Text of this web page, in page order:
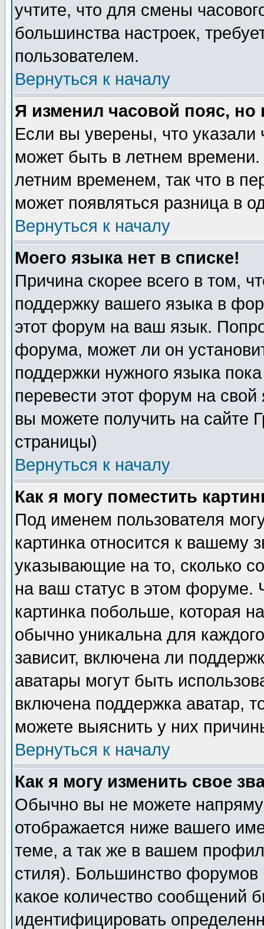
учтите, что для смены
большинства настроек,
пользователем.
Вернуться к началу
Я изменил часовой пояс,
Если вы уверены, что указали
может быть в летнем
летним временем, так что в
может появляться разница в
Вернуться к началу
Моего языка нет в списке!
Причина скорее всего в том,
поддержку вашего языка в
этот форум на ваш язык.
форума, может ли он
поддержки нужного языка
перевести этот форум на
вы можете получить на сайте
страницы)
Вернуться к началу
Как я могу поместить
Под именем пользователя
картинка относится к вашему
указывающие на то, сколько
на ваш статус в этом форуме.
картинка побольше, которая
обычно уникальна для
зависит, включена ли
аватары могут быть
включена поддержка аватар,
можете выяснить у них
Вернуться к началу
Как я могу изменить свое
Обычно вы не можете
отображается ниже вашего
теме, а так же в вашем
стиля). Большинство форумов
какое количество сообщений
идентифицировать